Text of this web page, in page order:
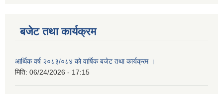
बजेट तथा कार्यक्रम
आर्थिक वर्ष २०८३/०८४ को वार्षिक बजेट तथा कार्यक्रम ।
मिति: 06/24/2026 - 17:15